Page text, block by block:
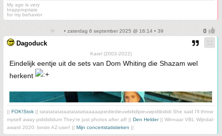
My age is very
Inappropriate
for my behavior
• zaterdag 6 september 2025 @ 16:14 • 39
Dagoduck
Karel (2003-2022)
Eindelijk eentje uit de sets van Dom Whiting die Shazam wel
herkent
|| FOK!Stok || tatatatatataatatatattaaaaapiediedieuwtididipieuwpidibididi She said I'll throw
myself away pididididum They're just photos after all! || Den Helder|| Winnaar VBL Wijndal-
award 2020: beste AZ-user! || Mijn concertstatistieken ||